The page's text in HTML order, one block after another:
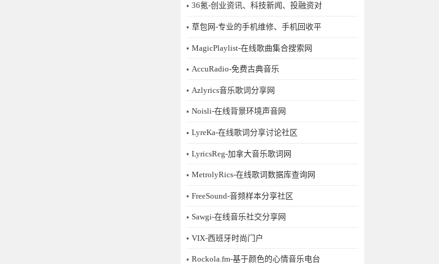
36氪-创业资讯、科技新闻、投融资对
草包网-专业的手机维修、手机回收平
MagicPlaylist-在线歌曲集合搜索网
AccuRadio-免费古典音乐
Azlyrics音乐歌词分享网
Noisli-在线背景环境声音网
LyreKa-在线歌词分享讨论社区
LyricsReg-加拿大音乐歌词网
MetrolyRics-在线歌词数据库查询网
FreeSound-音频样本分享社区
Sawgi-在线音乐社交分享网
​VIX-西班牙时尚门户
Rockola.fm-基于颜色的心情音乐电台